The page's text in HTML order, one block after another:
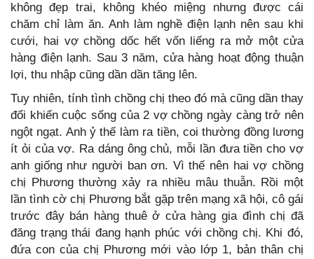
không đẹp trai, không khéo miệng nhưng được cái
chăm chỉ làm ăn. Anh làm nghề điện lạnh nên sau khi
cưới, hai vợ chồng dốc hết vốn liếng ra mở một cửa
hàng điện lạnh. Sau 3 năm, cửa hàng hoạt động thuận
lợi, thu nhập cũng dần dần tăng lên.
Tuy nhiên, tính tình chồng chị theo đó mà cũng dần thay
đổi khiến cuộc sống của 2 vợ chồng ngày càng trở nên
ngột ngạt. Anh ỷ thế làm ra tiền, coi thường đồng lương
ít ỏi của vợ. Ra dáng ông chủ, mỗi lần đưa tiền cho vợ
anh giống như người ban ơn. Vì thế nên hai vợ chồng
chị Phương thường xảy ra nhiều mâu thuẫn. Rồi một
lần tình cờ chị Phương bắt gặp trên mạng xã hội, cô gái
trước đây bán hàng thuê ở cửa hàng gia đình chị đã
đăng trạng thái đang hạnh phúc với chồng chị. Khi đó,
đứa con của chị Phương mới vào lớp 1, bản thân chị